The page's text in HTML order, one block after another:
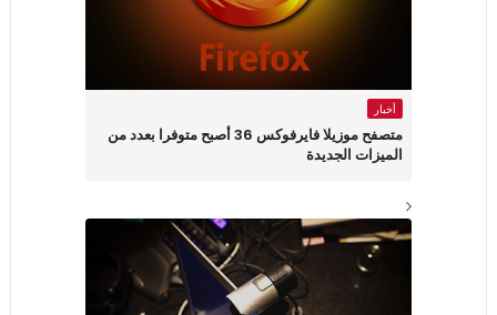
أخبار
متصفح موزيلا فايرفوكس 36 أصبح متوفرا بعدد من
الميزات الجديدة